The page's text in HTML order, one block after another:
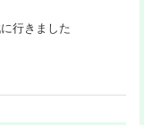
行きました